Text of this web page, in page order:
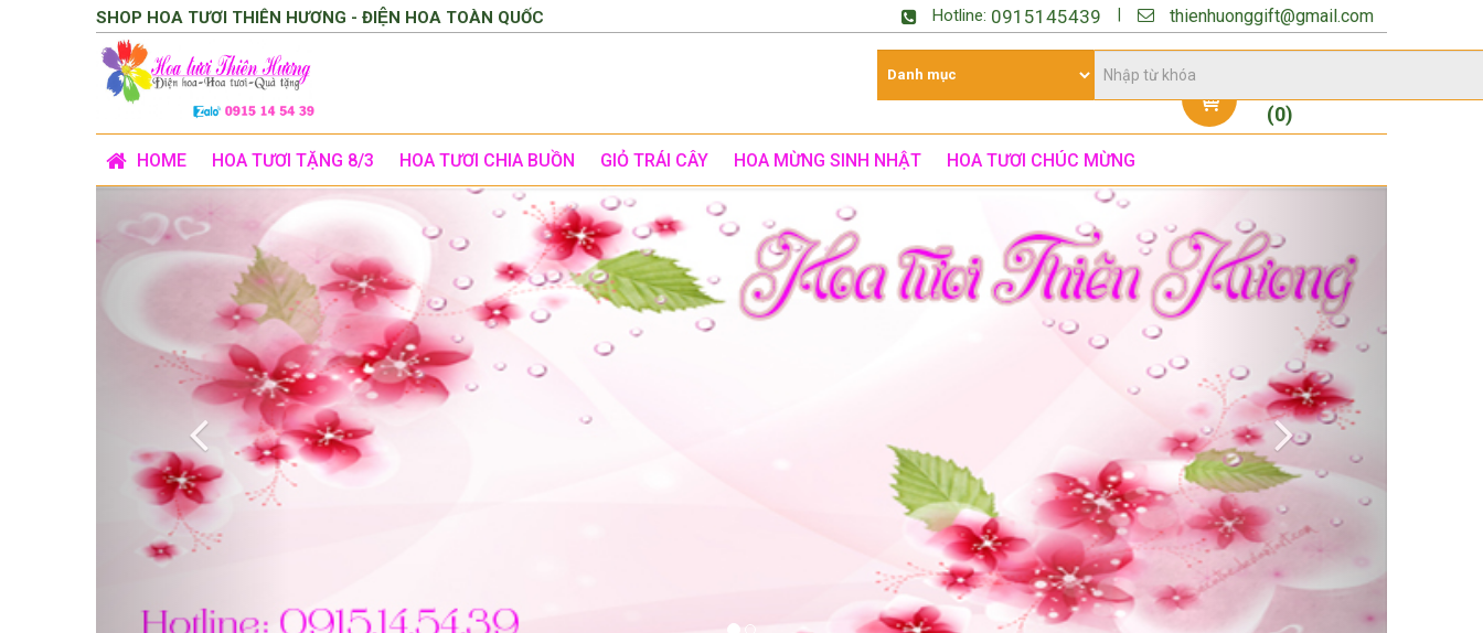
SHOP HOA TƯƠI THIÊN HƯƠNG - ĐIỆN HOA TOÀN QUỐC Hotline: 0915145439 thienhuonggift@gmail.com
(0)
HOME HOA TƯƠI TẶNG 8/3 HOA TƯƠI CHIA BUỒN GIỎ TRÁI CÂY HOA MỪNG SINH NHẬT HOA TƯƠI CHÚC MỪNG
Previous